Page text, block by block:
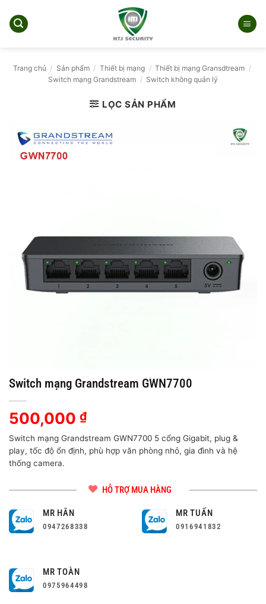
qua
Trang chủ / Sản phẩm / Thiết bị mạng / Thiết bị mạng Gransdtream /
Switch mạng Grandstream / Switch không quản lý
LỌC SẢN PHẨM
Switch mạng Grandstream GWN7700
500,000 ₫
Switch mạng Grandstream GWN7700 5 cổng Gigabit, plug &
play, tốc độ ổn định, phù hợp văn phòng nhỏ, gia đình và hệ
thống camera.
HỖ TRỢ MUA HÀNG
MR HÂN
0947268338
MR TUẤN
0916941832
MR TOÀN
0975964498